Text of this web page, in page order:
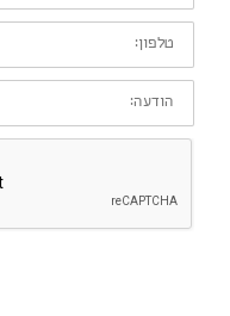
טלפון:
הודעה: